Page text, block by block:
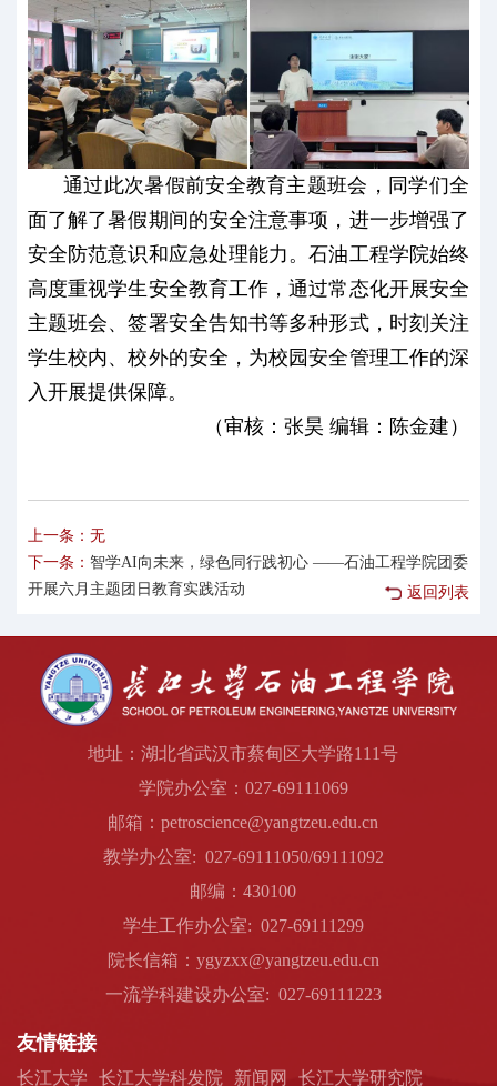
通过此次暑假前安全教育主题班会，同学们全
面了解了暑假期间的安全注意事项，进一步增强了
安全防范意识和应急处理能力。石油工程学院始终
高度重视学生安全教育工作，通过常态化开展安全
主题班会、签署安全告知书等多种形式，时刻关注
学生校内、校外的安全，为校园安全管理工作的深
入开展提供保障。
（审核：张昊 编辑：陈金建）
上一条：无
下一条： 智学AI向未来，绿色同行践初心 ——石油工程学院团委
开展六月主题团日教育实践活动
返回列表
地址：湖北省武汉市蔡甸区大学路111号
学院办公室：027-69111069
邮箱：petroscience@yangtzeu.edu.cn
教学办公室: 027-69111050/69111092
邮编：430100
学生工作办公室: 027-69111299
院长信箱：ygyzxx@yangtzeu.edu.cn
一流学科建设办公室: 027-69111223
友情链接
长江大学 长江大学科发院 新闻网 长江大学研究院